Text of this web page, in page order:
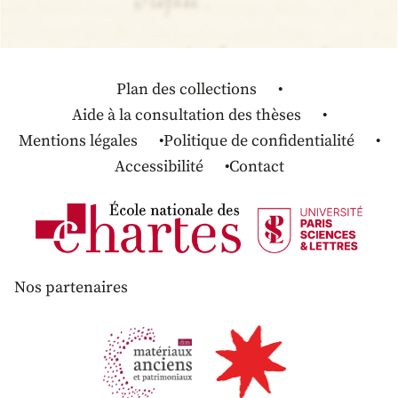
Plan des collections
Aide à la consultation des thèses
Mentions légales
Politique de confidentialité
Accessibilité
Contact
Nos partenaires